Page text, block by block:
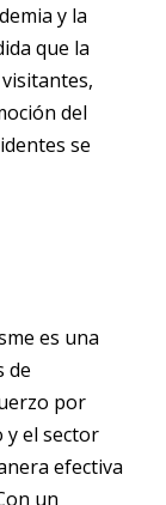
y la
que la
del
se
es una
de
por
y el sector
efectiva
un